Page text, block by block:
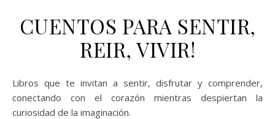
CUENTOS PARA SENTIR,
REIR, VIVIR!
Libros que te invitan a sentir, disfrutar y comprender,
conectando con el corazón mientras despiertan la
curiosidad de la imaginación.